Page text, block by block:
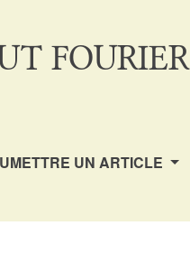
FOURIER
UN ARTICLE